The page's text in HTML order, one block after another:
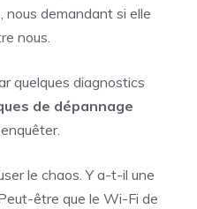
demandant si elle
nous.
quelques diagnostics
de dépannage
le chaos. Y a-t-il une
être que le Wi-Fi de